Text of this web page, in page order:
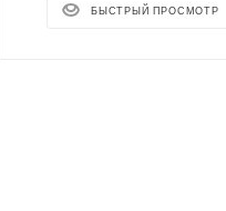
БЫСТРЫЙ ПРОСМОТР